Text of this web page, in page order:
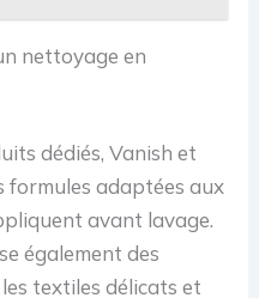
nettoyage en
dédiés, Vanish et
formules adaptées aux
avant lavage.
également des
textiles délicats et